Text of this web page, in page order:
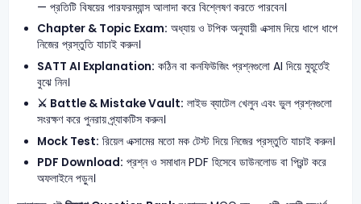
— প্রতিটি বিষয়ের পারফরম্যান্স আলাদা করে বিশ্লেষণ করতে পারবেন।
Chapter & Topic Exam: অধ্যায় ও টপিক অনুযায়ী এক্সাম দিয়ে ধাপে ধাপে
নিজের প্রস্তুতি যাচাই করুন।
SATT AI Explanation: কঠিন বা কনফিউজিং প্রশ্নগুলো AI দিয়ে মুহূর্তেই
বুঝে নিন।
⚔️ Battle & Mistake Vault: লাইভ ব্যাটেল খেলুন এবং ভুল প্রশ্নগুলো
সংরক্ষণ করে পুনরায় প্র্যাকটিস করুন।
Mock Test: রিয়েল এক্সামের মতো মক টেস্ট দিয়ে নিজের প্রস্তুতি যাচাই করুন।
PDF Download: প্রশ্ন ও সমাধান PDF হিসেবে ডাউনলোড বা প্রিন্ট করে
অফলাইনে পড়ুন।